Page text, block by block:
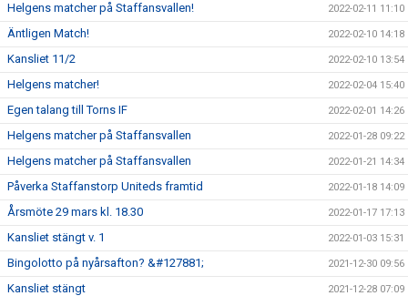
Helgens matcher på Staffansvallen! 2022-02-11 11:10
Äntligen Match! 2022-02-10 14:18
Kansliet 11/2 2022-02-10 13:54
Helgens matcher! 2022-02-04 15:40
Egen talang till Torns IF 2022-02-01 14:26
Helgens matcher på Staffansvallen 2022-01-28 09:22
Helgens matcher på Staffansvallen 2022-01-21 14:34
Påverka Staffanstorp Uniteds framtid 2022-01-18 14:09
Årsmöte 29 mars kl. 18.30 2022-01-17 17:13
Kansliet stängt v. 1 2022-01-03 15:31
Bingolotto på nyårsafton? &#127881; 2021-12-30 09:56
Kansliet stängt 2021-12-28 07:09